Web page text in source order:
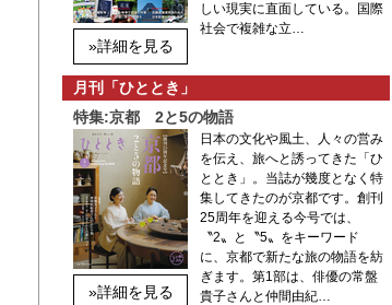
»詳細を見る
しい現実に直面している。国際
社会で複雑な立…
月刊「ひととき」
特集:京都 2と5の物語
»詳細を見る
日本の文化や風土、人々の営み
を伝え、旅へと誘ってきた「ひ
ととき」。当誌が幾度となく特
集してきたのが京都です。創刊
25周年を迎える今号では、
〝2〟と〝5〟をキーワード
に、京都で新たな旅の物語を紡
ぎます。第1部は、俳優の常盤
貴子さんと仲間由紀…